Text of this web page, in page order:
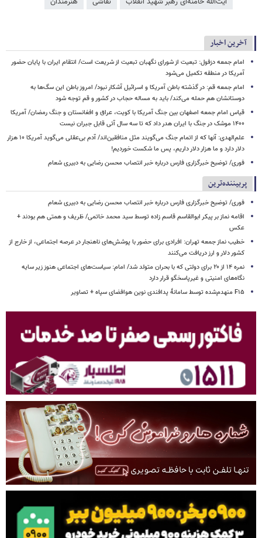
آخرین اخبار
امام جمعه دزفول: تبعیت از شورای نگهبان تبعیت از شریعت است/ انتقام ایران با پایان حضور
آمریکا در منطقه تکمیل می‌شود
امام جمعه قم: در گذشته باطن آمریکا و اسرائیل آشکار نبود/ امروز باطن این سگ‌ها به
دوستانشان هم حمله می‌کند/ باید به مساله حجاب در کشور و قم توجه شود
قیاس امام جمعه اصفهان بین جنگ آمریکا با کویت، عراق و افغانستان و جنگ رمضان/ آمریکا
۱۴۰۰ موشک در جنگ با ایران هدر داد که تا سه سال آتی قابل جبران نیست
علم‌الهدی: آنها که از اتمام جنگ می‌گویند مثل منافقین‌اند/ آدم بی‌عقلی می‌گوید آمریکا ۱۰ هزار
دلار دارد و ما هزار دلار داریم، پس ما شکست خوردیم!
فوری/ توضیح خبرگزاری فارس درباره خبر انتصاب محسن رضایی به دبیری شعام
پربیننده‌ترین
فوری/ توضیح خبرگزاری فارس درباره خبر انتصاب محسن رضایی به دبیری شعام
اقامه نماز بر پیکر ابوالقاسم قاسم زاده توسط سید محمد خاتمی/ ظریف و همتی هم بودند +
عکس
خطیب نماز جمعه تهران: افرادی برای حضور با پوشش‌های ناهنجار در عرصه اجتماعی، از خارج از
کشور دلار و ارز دریافت می‌کنند
نمره ۱۴ از ۲۰ برای دولتی که با بحران متولد شد/ امام: سیاست‌های اجتماعی هنوز زیر سایه
نگاه‌های امنیتی و غیرپاسخگو قرار دارد
F۱۵ منهدم‌شده توسط سامانۀ پدافندی نوین هوافضای سپاه + تصاویر